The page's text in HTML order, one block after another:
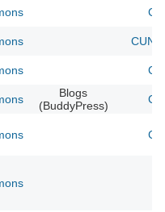
Blogs
(BuddyPress)